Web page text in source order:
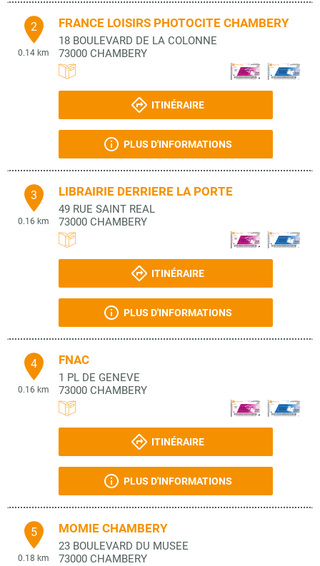
2
0.14 km
FRANCE LOISIRS PHOTOCITE CHAMBERY
18 BOULEVARD DE LA COLONNE
73000 CHAMBERY
ITINÉRAIRE
PLUS D'INFORMATIONS
3
0.16 km
LIBRAIRIE DERRIERE LA PORTE
49 RUE SAINT REAL
73000 CHAMBERY
ITINÉRAIRE
PLUS D'INFORMATIONS
4
0.16 km
FNAC
1 PL DE GENEVE
73000 CHAMBERY
ITINÉRAIRE
PLUS D'INFORMATIONS
5
0.18 km
MOMIE CHAMBERY
23 BOULEVARD DU MUSEE
73000 CHAMBERY